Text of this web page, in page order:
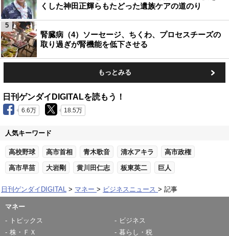
くした神田正輝らもたどった遺族ケアの道のり
腎臓病（4）ソーセージ、ちくわ、プロセスチーズの
取り過ぎが腎機能を低下させる
5
もっとみる
日刊ゲンダイDIGITALを読もう！
6.6万 18.5万
人気キーワード
高校野球 高市首相 青木歌音 清水アキラ 高市政権
高市早苗 大岩剛 黄川田仁志 板東英二 巨人
日刊ゲンダイDIGITAL マネー ビジネスニュース 記事
マネー
トピックス
ビジネス
株・ＦＸ
暮らし・税